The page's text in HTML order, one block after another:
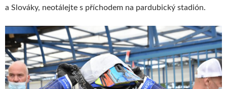
a Slováky, neotálejte s příchodem na pardubický stadión.